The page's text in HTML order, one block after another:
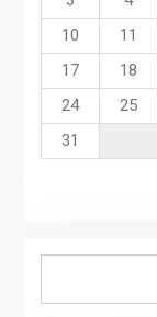
10
11
17
18
24
25
31